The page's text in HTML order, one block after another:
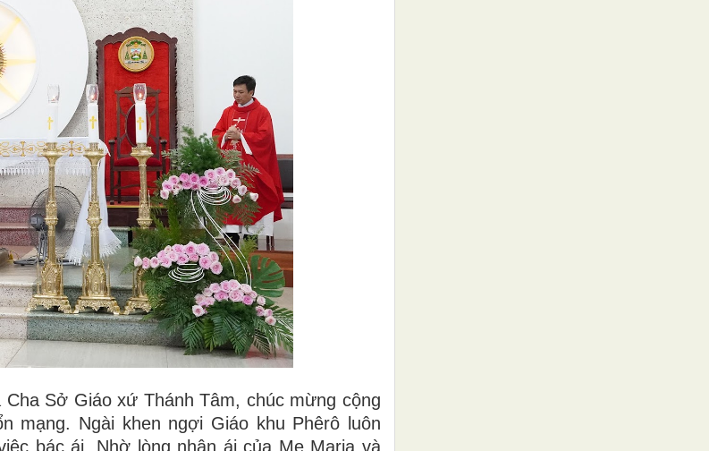
Sở Giáo xứ Thánh Tâm, chúc mừng cộng
mạng. Ngài khen ngợi Giáo khu Phêrô luôn
bác ái. Nhờ lòng nhân ái của Mẹ Maria và